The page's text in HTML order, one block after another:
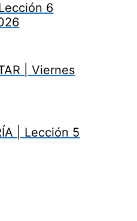
6
| Viernes
| Lección 5